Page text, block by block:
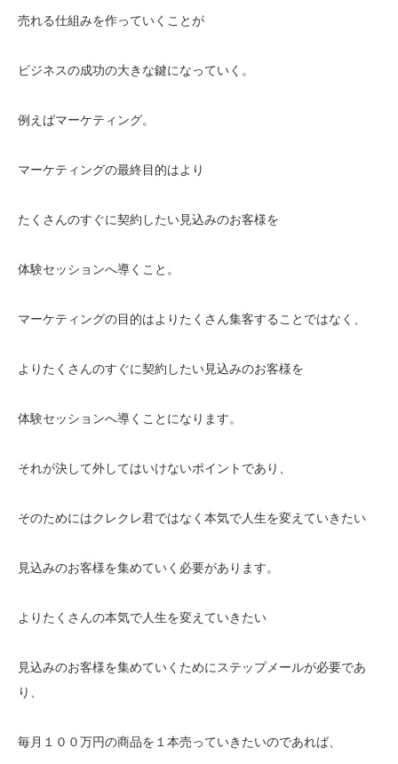
売れる仕組みを作っていくことが
ビジネスの成功の大きな鍵になっていく。
例えばマーケティング。
マーケティングの最終目的はより
たくさんのすぐに契約したい見込みのお客様を
体験セッションへ導くこと。
マーケティングの目的はよりたくさん集客することではなく、
よりたくさんのすぐに契約したい見込みのお客様を
体験セッションへ導くことになります。
それが決して外してはいけないポイントであり、
そのためにはクレクレ君ではなく本気で人生を変えていきたい
見込みのお客様を集めていく必要があります。
よりたくさんの本気で人生を変えていきたい
見込みのお客様を集めていくためにステップメールが必要であ
り、
毎月１００万円の商品を１本売っていきたいのであれば、